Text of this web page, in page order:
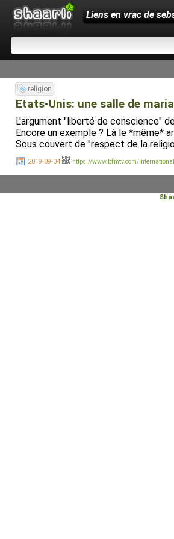
Liens en vrac de
religion
Etats-Unis: une salle de
L'argument "liberté de conscience"
Encore un exemple ? Là le *même*
Sous couvert de "respect de la
2019-09-04 https://www.bfmtv.com/